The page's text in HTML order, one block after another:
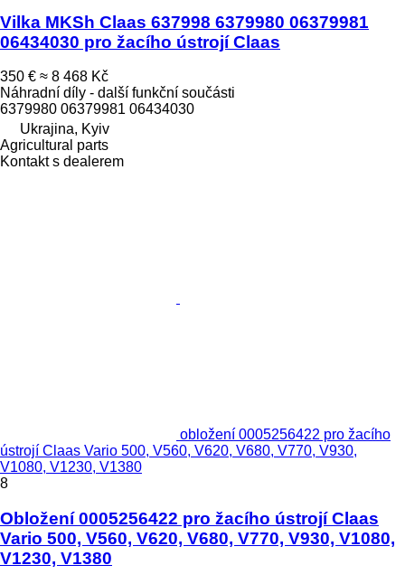
Vilka MKSh Claas 637998 6379980 06379981
06434030 pro žacího ústrojí Claas
350 € ≈ 8 468 Kč
Náhradní díly - další funkční součásti
6379980 06379981 06434030
Ukrajina, Kyiv
Agricultural parts
Kontakt s dealerem
obložení 0005256422 pro žacího
ústrojí Claas Vario 500, V560, V620, V680, V770, V930,
V1080, V1230, V1380
8
Obložení 0005256422 pro žacího ústrojí Claas
Vario 500, V560, V620, V680, V770, V930, V1080,
V1230, V1380